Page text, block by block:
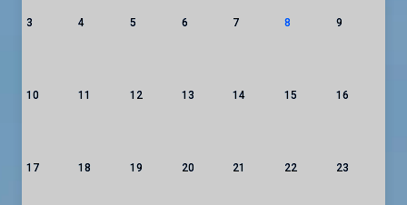
3 4 5 6 7 8 9
10 11 12 13 14 15 16
17 18 19 20 21 22 23